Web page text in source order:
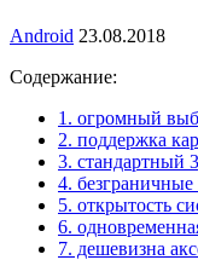
Android 23.08.2018
Содержание:
1. огромный
2. поддержка
3. стандартный
4.
5. открытость
6.
7. дешевизна